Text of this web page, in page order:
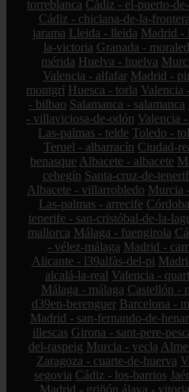
torreblanca Cádiz - el-puerto-
Cádiz - chiclana-de-la-frontera
jarama Lleida - lleida Madrid -
la-victoria Granada -
mérida Huelva - huelva
Valencia - alfafar Madrid -
montgrí Huesca - torla Valencia
- bilbao Salamanca - salamanca
- villaviciosa-de-odón Valencia
Las-palmas - telde Toledo -
Teruel - albarracín Ciudad-
benasque Albacete - albacete
cehegín Santa-cruz-de-
Albacete - villarrobledo Murcia
Las-palmas - arrecife
tenerife - san-cristóbal-de-la-
mallorca Málaga - fuengirola
- vélez-málaga Madrid -
Alicante - l39alfàs-del-pi
alcalá-la-real Valencia -
Málaga - málaga Castellón -
d39en-berenguer Barcelona -
Madrid - san-fernando-de-
illescas Girona - sant-pere-
del-raspeig Murcia - yecla
Zaragoza - cuarte-de-huerva
segovia Cádiz - los-barrios
Madrid - griñón álava -